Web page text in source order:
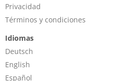
Privacidad
Términos y condiciones
Idiomas
Deutsch
English
Español